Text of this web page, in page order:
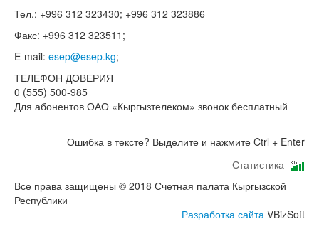
Тел.: +996 312 323430; +996 312 323886
Факс: +996 312 323511;
E-mail: esep@esep.kg;
ТЕЛЕФОН ДОВЕРИЯ
0 (555) 500-985
Для абонентов ОАО «Кыргызтелеком» звонок бесплатный
Ошибка в тексте? Выделите и нажмите Ctrl + Enter
Статистика
Все права защищены © 2018 Счетная палата Кыргызской
Республики
Разработка сайта VBizSoft